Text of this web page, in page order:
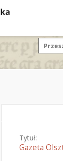
Tytuł:
Gazeta